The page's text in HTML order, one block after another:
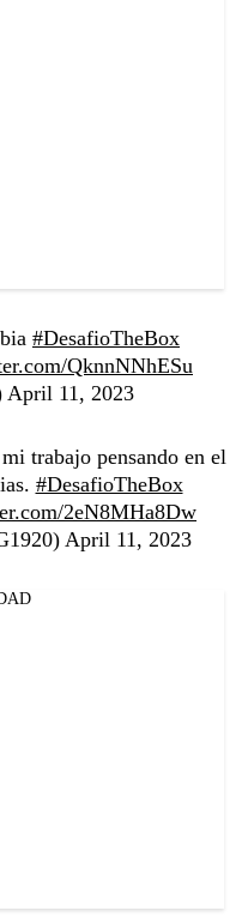
#DesafioTheBox
QknnNNhESu
April 11, 2023
trabajo pensando en el
#DesafioTheBox
2eN8MHa8Dw
April 11, 2023